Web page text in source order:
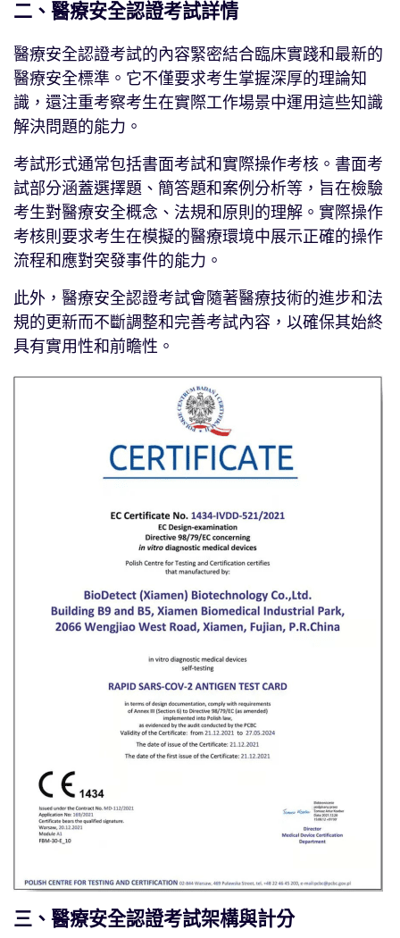
二、醫療安全認證考試詳情
醫療安全認證考試的內容緊密結合臨床實踐和最新的
醫療安全標準。它不僅要求考生掌握深厚的理論知
識，還注重考察考生在實際工作場景中運用這些知識
解決問題的能力。
考試形式通常包括書面考試和實際操作考核。書面考
試部分涵蓋選擇題、簡答題和案例分析等，旨在檢驗
考生對醫療安全概念、法規和原則的理解。實際操作
考核則要求考生在模擬的醫療環境中展示正確的操作
流程和應對突發事件的能力。
此外，醫療安全認證考試會隨著醫療技術的進步和法
規的更新而不斷調整和完善考試內容，以確保其始終
具有實用性和前瞻性。
三、醫療安全認證考試架構與計分